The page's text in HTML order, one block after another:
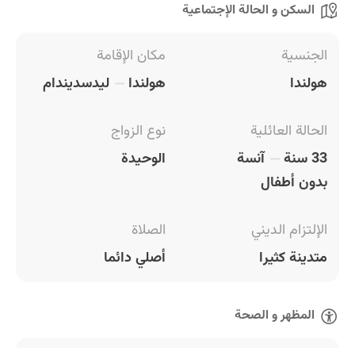
السكن و الحالة الإجتماعية
الجنسية
هولندا
مكان الإقامة
هولندا
ليدسديندام
الحالة العائلية
33 سنة
آنسة
بدون أطفال
نوع الزواج
الوحيدة
الإلتزام الديني
متدينة كثيرا
الصلاة
أصلي دائما
المظهر و الصحة